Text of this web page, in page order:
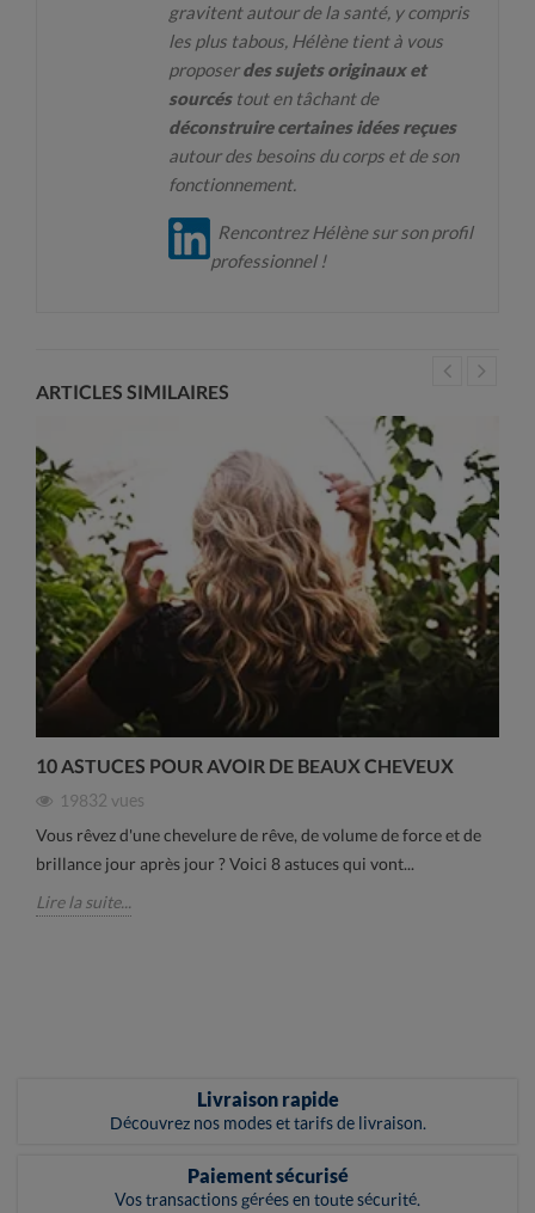
gravitent autour de la santé, y compris
les plus tabous, Hélène tient à vous
proposerdes sujets originaux et
sourcéstout en tâchant de
déconstruire certaines idées reçues
autour des besoins du corps et de son
fonctionnement.
Rencontrez Hélène sur son profil
professionnel !
ARTICLES SIMILAIRES
10 ASTUCES POUR AVOIR DE BEAUX CHEVEUX
19832 vues
Vous rêvez d'une chevelure de rêve, de volume de force et de
brillance jour après jour ? Voici 8 astuces qui vont...
Lire la suite...
Livraison rapide
Découvrez nos modes et tarifs de livraison.
Paiement sécurisé
Vos transactions gérées en toute sécurité.